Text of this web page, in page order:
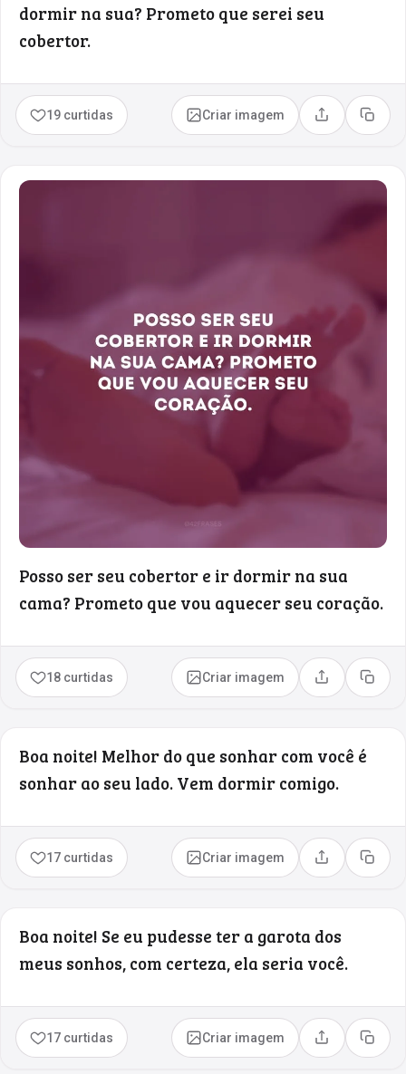
dormir na sua? Prometo que serei seu
cobertor.
19 curtidas Criar imagem Compartilhar
Copiar
Posso ser seu cobertor e ir dormir na sua
cama? Prometo que vou aquecer seu coração.
18 curtidas Criar imagem Compartilhar
Copiar
Boa noite! Melhor do que sonhar com você é
sonhar ao seu lado. Vem dormir comigo.
17 curtidas Criar imagem Compartilhar
Copiar
Boa noite! Se eu pudesse ter a garota dos
meus sonhos, com certeza, ela seria você.
17 curtidas Criar imagem Compartilhar
Copiar